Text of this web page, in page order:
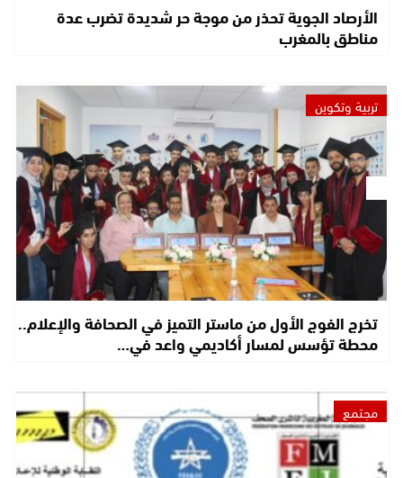
الأرصاد الجوية تحذر من موجة حر شديدة تضرب عدة
مناطق بالمغرب
تربية وتكوين
تخرج الفوج الأول من ماستر التميز في الصحافة والإعلام..
محطة تؤسس لمسار أكاديمي واعد في…
مجتمع